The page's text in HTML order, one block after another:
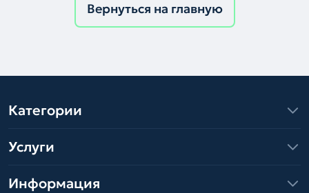
Вернуться на главную
Категории
Услуги
Информация